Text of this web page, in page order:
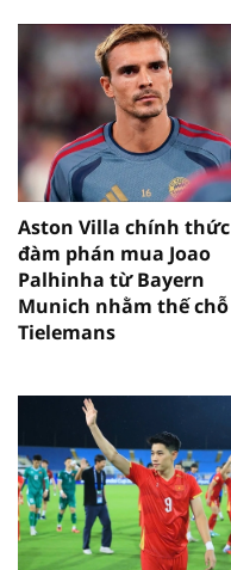
Aston Villa chính thức
đàm phán mua Joao
Palhinha từ Bayern
Munich nhằm thế chỗ
Tielemans